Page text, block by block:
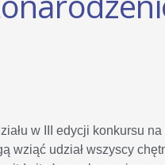
w III edycji konkursu
wziąć udział wszyscy